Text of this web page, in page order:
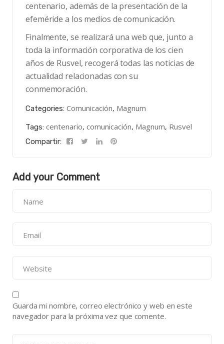
centenario, además de la presentación de la
efeméride a los medios de comunicación.
Finalmente, se realizará una web que, junto a
toda la información corporativa de los cien
años de Rusvel, recogerá todas las noticias de
actualidad relacionadas con su
conmemoración.
Categories: Comunicación, Magnum
Tags: centenario, comunicación, Magnum, Rusvel
Compartir:
Add your Comment
Guarda mi nombre, correo electrónico y web en este
navegador para la próxima vez que comente.